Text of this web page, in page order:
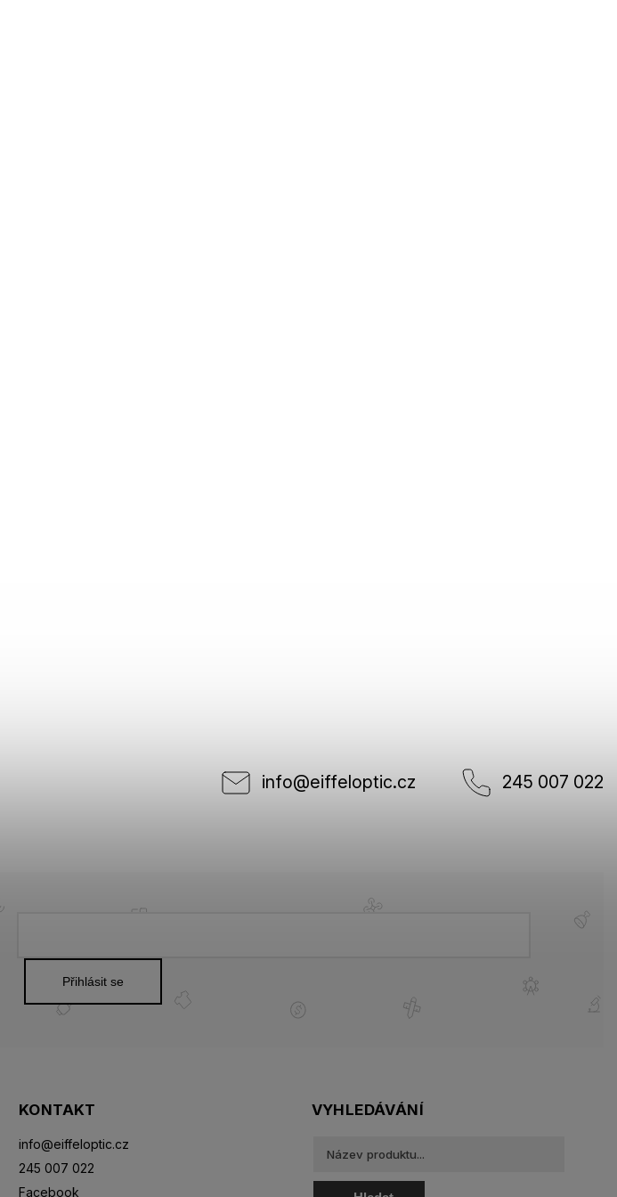
info@eiffeloptic.cz 245 007 022
KONTAKT
info@eiffeloptic.cz
245 007 022
Facebook
Přihlásit se
VYHLEDÁVÁNÍ